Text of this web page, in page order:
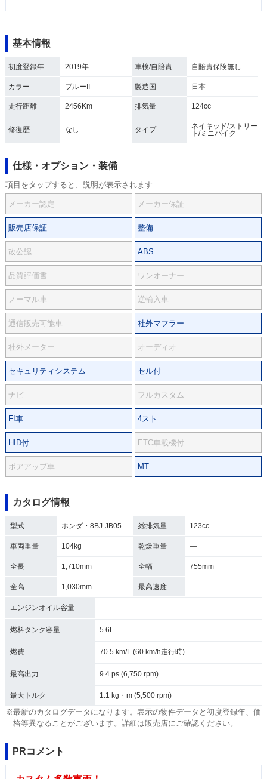
基本情報
初度登録年 2019年 車検/自賠責 自賠責保険無し
カラー ブルーII 製造国 日本
走行距離 2456Km 排気量 124cc
修復歴 なし タイプ
ネイキッド/ストリー
ト/ミニバイク
仕様・オプション・装備
項目をタップすると、説明が表示されます
メーカー認定 メーカー保証
販売店保証 整備
改公認 ABS
品質評価書 ワンオーナー
ノーマル車 逆輸入車
通信販売可能車 社外マフラー
社外メーター オーディオ
セキュリティシステム セル付
ナビ フルカスタム
FI車 4スト
HID付 ETC車載機付
ボアアップ車 MT
カタログ情報
型式 ホンダ・8BJ-JB05 総排気量 123cc
車両重量 104kg 乾燥重量 ―
全長 1,710mm 全幅 755mm
全高 1,030mm 最高速度 ―
エンジンオイル容量 ―
燃料タンク容量 5.6L
燃費 70.5 km/L (60 km/h走行時)
最高出力 9.4 ps (6,750 rpm)
最大トルク 1.1 kg・m (5,500 rpm)
※最新のカタログデータになります。表示の物件データと初度登録年、価
格等異なることがございます。詳細は販売店にご確認ください。
PRコメント